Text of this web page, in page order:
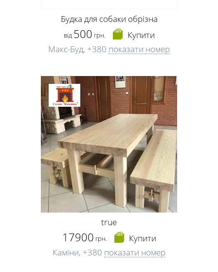
Будка для собаки обрізна
від 500 грн.
Купити
Макс-Буд, +380 показати номер
true
17900 грн.
Купити
Каміни, +380 показати номер